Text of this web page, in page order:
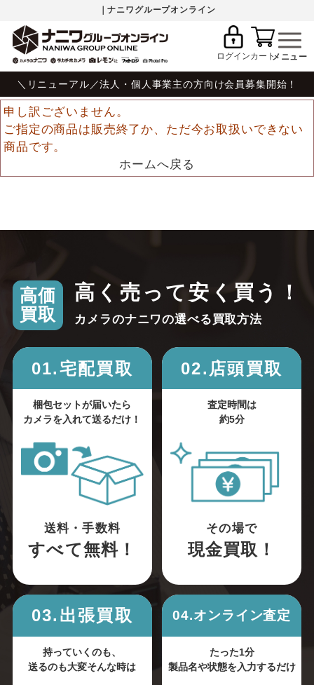
｜ナニワグループオンライン
ログインカート
＼リニューアル／法人・個人事業主の方向け会員募集開始！
申し訳ございません。
ご指定の商品は販売終了か、ただ今お取扱いできない
商品です。
ホームへ戻る
高価
買取
高く売って安く買う！
カメラのナニワの選べる買取方法
01.宅配買取
梱包セットが届いたら
カメラを入れて送るだけ！
送料・手数料
すべて無料！
02.店頭買取
査定時間は
約5分
その場で
現金買取！
03.出張買取
持っていくのも、
送るのも大変そんな時は
04.オンライン査定
たった1分
製品名や状態を入力するだけ